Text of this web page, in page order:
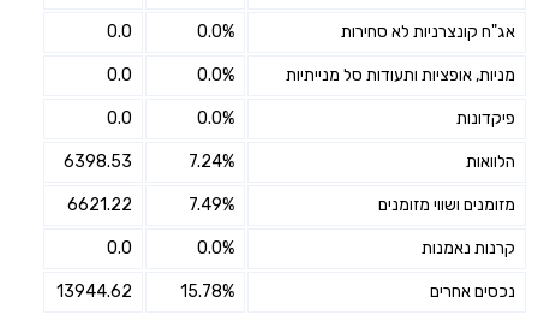
אג"ח קונצרניות לא סחירות 0.0%
0.0
מניות, אופציות ותעודות סל מנייתיות 0.0%
0.0
פיקדונות 0.0%
0.0
הלוואות 7.24%
6398.53
מזומנים ושווי מזומנים 7.49%
6621.22
קרנות נאמנות 0.0%
0.0
נכסים אחרים 15.78%
13944.62